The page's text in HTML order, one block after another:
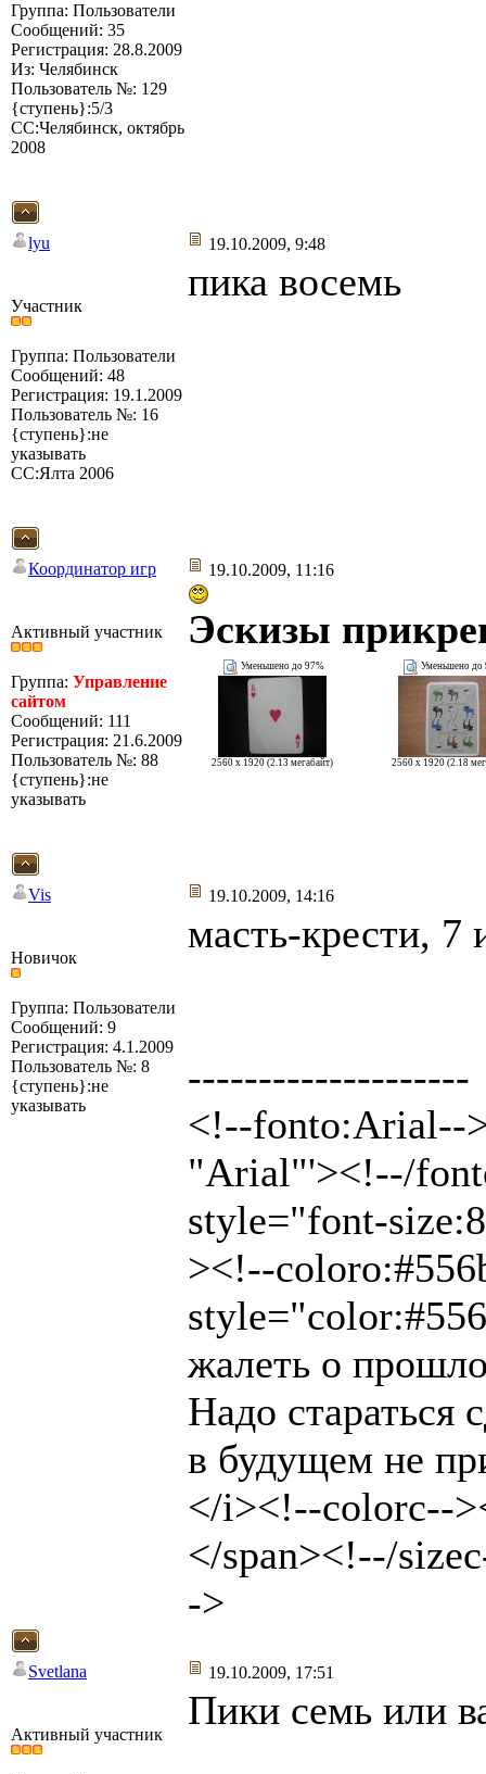
Группа: Пользователи
Сообщений: 35
Регистрация: 28.8.2009
Из: Челябинск
Пользователь №: 129
{ступень}:5/3
СС:Челябинск, октябрь
2008
lyu 19.10.2009, 9:48
Участник
Группа: Пользователи
Сообщений: 48
Регистрация: 19.1.2009
Пользователь №: 16
{ступень}:не
указывать
СС:Ялта 2006
пика восемь
Координатор игр 19.10.2009, 11:16
Активный участник
Группа: Управление
сайтом
Сообщений: 111
Регистрация: 21.6.2009
Пользователь №: 88
{ступень}:не
указывать
Эскизы
Уменьшено до 97%
2560 x 1920 (2.13 мегабайт)
Уменьшено до
2560 x 1920 (2.18
Vis 19.10.2009, 14:16
Новичок
Группа: Пользователи
Сообщений: 9
Регистрация: 4.1.2009
Пользователь №: 8
{ступень}:не
указывать
масть-крести, 7
--------------------
<!--fonto:Arial--
"Arial"'><!--/
style="font-
><!--
жалеть о
Надо стараться
в будущем не
</i><!--colorc--
</span><!--/
->
Svetlana 19.10.2009, 17:51
Активный участник
Пики семь или